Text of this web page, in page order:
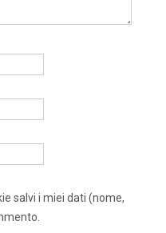
salvi i miei dati (nome,